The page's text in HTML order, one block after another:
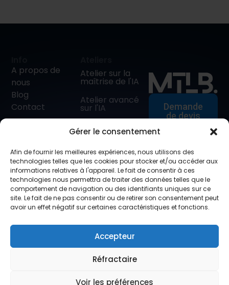
Gérer le consentement
Afin de fournir les meilleures expériences, nous utilisons des
technologies telles que les cookies pour stocker et/ou accéder aux
informations relatives à l'appareil. Le fait de consentir à ces
technologies nous permettra de traiter des données telles que le
comportement de navigation ou des identifiants uniques sur ce
site. Le fait de ne pas consentir ou de retirer son consentement peut
avoir un effet négatif sur certaines caractéristiques et fonctions.
Accepteur
Réfractaire
Voir les préférences
A propos de
nous
Blog
Contact
Atelier sur la
maîtrise de l'IA
Atelier avancé
sur l'IA
AI Adoptie
Traject
L'IA pour les
dirigeants
d'entreprise
Atelier sur le
droit de l'IA dans
l'UE
Atelier en ligne
Demande
de devis
Metalab
Consultants BV
BE 1005.876.043
info@mtlb.io
+32(0)50/54.82.17